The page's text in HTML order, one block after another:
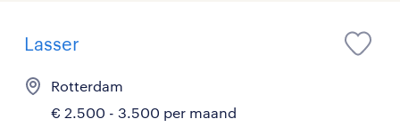
Lasser
Rotterdam
€ 2.500 - 3.500 per maand